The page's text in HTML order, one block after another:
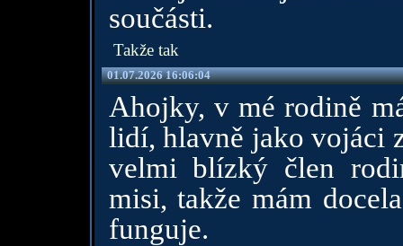
součásti.
Takže tak
01.07.2026 16:06:04
Ahojky, v mé rodině
lidí, hlavně jako vojáci
velmi blízký člen
misi, takže mám
funguje.